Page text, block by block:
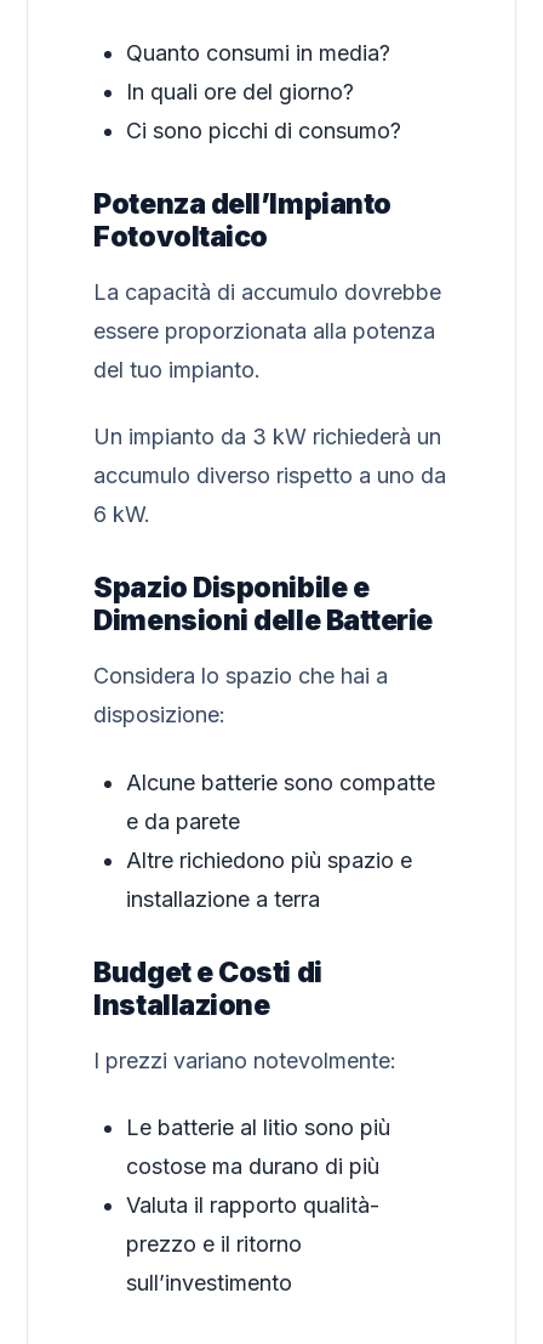
Quanto consumi in media?
In quali ore del giorno?
Ci sono picchi di consumo?
Potenza dell’Impianto
Fotovoltaico
La capacità di accumulo dovrebbe
essere proporzionata alla potenza
del tuo impianto.
Un impianto da 3 kW richiederà un
accumulo diverso rispetto a uno da
6 kW.
Spazio Disponibile e
Dimensioni delle Batterie
Considera lo spazio che hai a
disposizione:
Alcune batterie sono compatte
e da parete
Altre richiedono più spazio e
installazione a terra
Budget e Costi di
Installazione
I prezzi variano notevolmente:
Le batterie al litio sono più
costose ma durano di più
Valuta il rapporto qualità-
prezzo e il ritorno
sull’investimento